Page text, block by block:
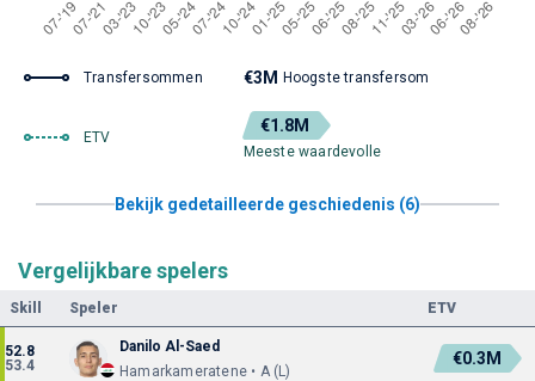
Transfersommen €3M Hoogste transfersom
ETV
€1.8M
Meeste waardevolle
Bekijk gedetailleerde geschiedenis (6)
Vergelijkbare spelers
Skill Speler ETV
52.8
53.4
Danilo Al-Saed
Hamarkameratene • A (L)
€0.3M